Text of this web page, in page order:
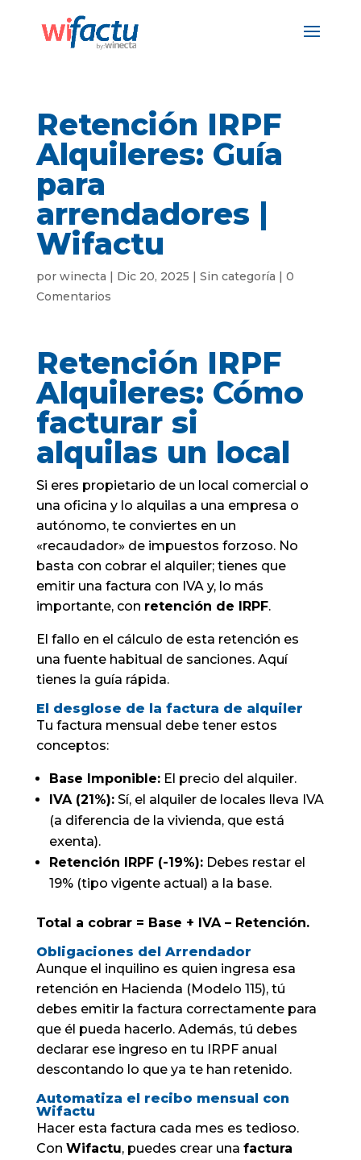
Retención IRPF
Alquileres: Guía
para
arrendadores |
Wifactu
por winecta | Dic 20, 2025 | Sin categoría | 0
Comentarios
Retención IRPF
Alquileres: Cómo
facturar si
alquilas un local
Si eres propietario de un local comercial o
una oficina y lo alquilas a una empresa o
autónomo, te conviertes en un
«recaudador» de impuestos forzoso. No
basta con cobrar el alquiler; tienes que
emitir una factura con IVA y, lo más
importante, con retención de IRPF.
El fallo en el cálculo de esta retención es
una fuente habitual de sanciones. Aquí
tienes la guía rápida.
El desglose de la factura de alquiler
Tu factura mensual debe tener estos
conceptos:
Base Imponible:El precio del alquiler.
IVA (21%):Sí, el alquiler de locales lleva IVA
(a diferencia de la vivienda, que está
exenta).
Retención IRPF (-19%):Debes restar el
19% (tipo vigente actual) a la base.
Total a cobrar = Base + IVA – Retención.
Obligaciones del Arrendador
Aunque el inquilino es quien ingresa esa
retención en Hacienda (Modelo 115), tú
debes emitir la factura correctamente para
que él pueda hacerlo. Además, tú debes
declarar ese ingreso en tu IRPF anual
descontando lo que ya te han retenido.
Automatiza el recibo mensual con
Wifactu
Hacer esta factura cada mes es tedioso.
Con Wifactu, puedes crear una factura